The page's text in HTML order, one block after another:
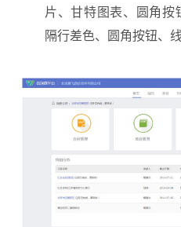
片、甘特图表、圆角按
隔行差色、圆角按钮、线